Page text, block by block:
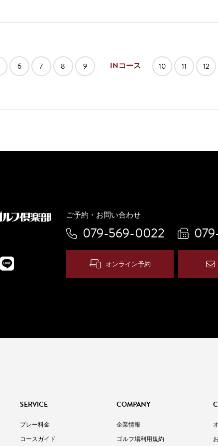
6 7 8 9 INコース 10 11 12
ご予約・お問い合わせ
079-569-0022
オンライン予約
SERVICE
プレー料金
コースガイド
COMPANY
企業情報
ゴルフ場利用規約